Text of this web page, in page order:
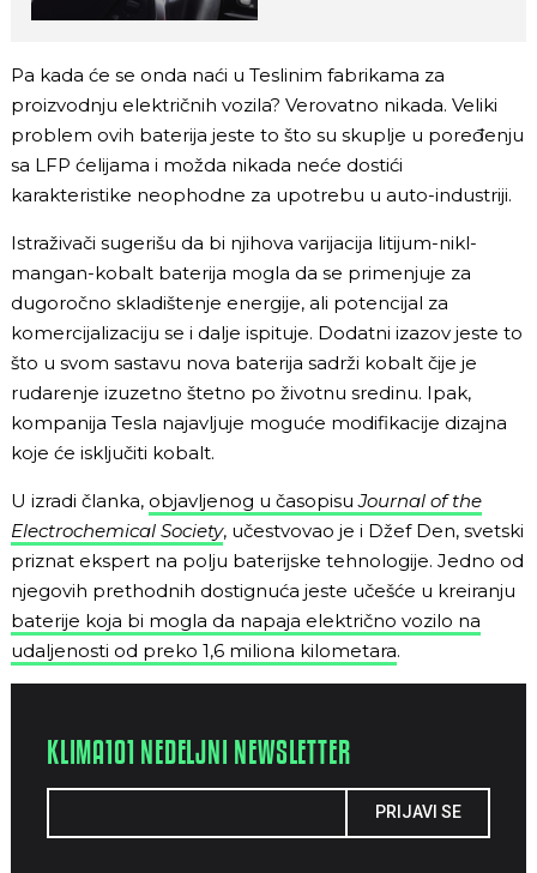
Pa kada će se onda naći u Teslinim fabrikama za
proizvodnju električnih vozila? Verovatno nikada. Veliki
problem ovih baterija jeste to što su skuplje u poređenju
sa LFP ćelijama i možda nikada neće dostići
karakteristike neophodne za upotrebu u auto-industriji.
Istraživači sugerišu da bi njihova varijacija litijum-nikl-
mangan-kobalt baterija mogla da se primenjuje za
dugoročno skladištenje energije, ali potencijal za
komercijalizaciju se i dalje ispituje. Dodatni izazov jeste to
što u svom sastavu nova baterija sadrži kobalt čije je
rudarenje izuzetno štetno po životnu sredinu. Ipak,
kompanija Tesla najavljuje moguće modifikacije dizajna
koje će isključiti kobalt.
U izradi članka, objavljenog u časopisuJournal of the
Electrochemical Society, učestvovao je i Džef Den, svetski
priznat ekspert na polju baterijske tehnologije. Jedno od
njegovih prethodnih dostignuća jeste učešće u kreiranju
baterije koja bi mogla da napaja električno vozilo na
udaljenosti od preko 1,6 miliona kilometara.
KLIMA101 NEDELJNI NEWSLETTER
PRIJAVI SE